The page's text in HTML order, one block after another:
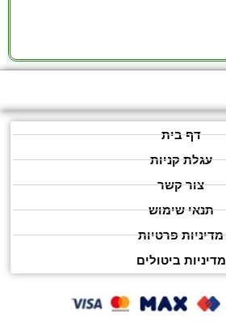
דף בית
עגלת קניות
צור קשר
תנאי שימוש
מדיניות פרטיות
מדיניות ביטולים